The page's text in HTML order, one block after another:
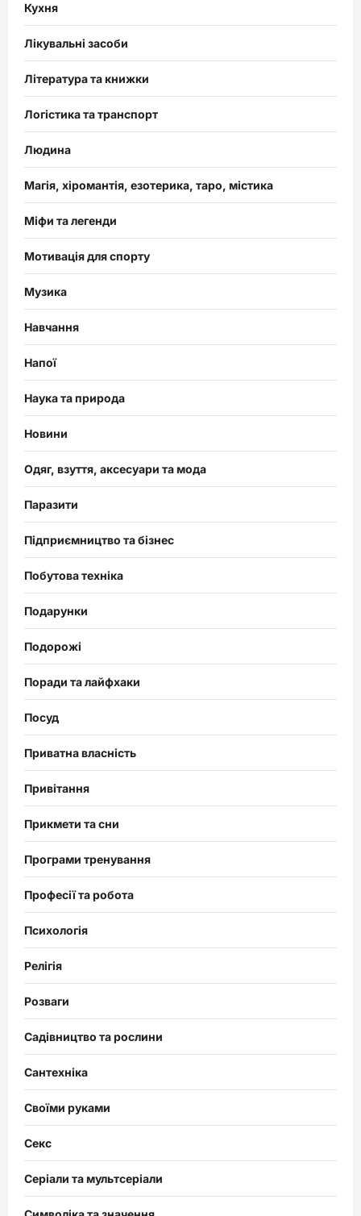
Кухня
Лікувальні засоби
Література та книжки
Логістика та транспорт
Людина
Магія, хіромантія, езотерика, таро, містика
Міфи та легенди
Мотивація для спорту
Музика
Навчання
Напої
Наука та природа
Новини
Одяг, взуття, аксесуари та мода
Паразити
Підприємництво та бізнес
Побутова техніка
Подарунки
Подорожі
Поради та лайфхаки
Посуд
Приватна власність
Привітання
Прикмети та сни
Програми тренування
Професії та робота
Психологія
Релігія
Розваги
Садівництво та рослини
Сантехніка
Своїми руками
Секс
Серіали та мультсеріали